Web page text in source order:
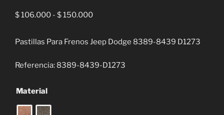
$106.000 - $150.000Rango
precios:
$ 106.000
Pastillas Para Frenos Jeep Dodge 8389-8439 D1273
Referencia: 8389-8439-D1273
Material